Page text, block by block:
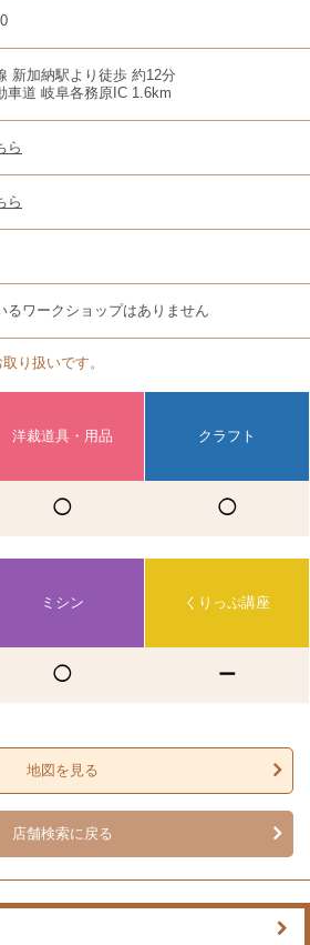
新加納駅より徒歩 約12分
車道 岐阜各務原IC 1.6km
ら
ら
るワークショップはありません
り扱いです。
洋裁道具・用品 クラフト
◯ ◯
ミシン くりっぷ講座
◯ ー
地図を見る
店舗検索に戻る